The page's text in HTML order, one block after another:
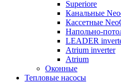
Superiore
Канальные
Кассетные
Напольно-
LEADER
Atrium inverter
Atrium
Оконные
Тепловые насосы